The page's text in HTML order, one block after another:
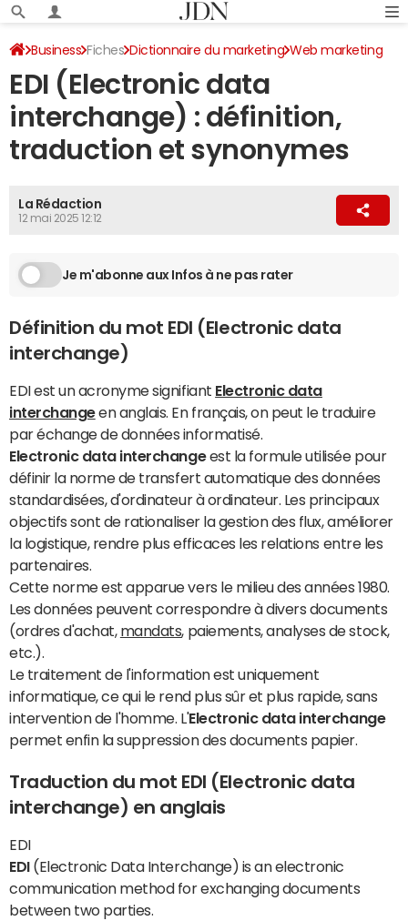
Business Fiches Dictionnaire du marketing Web marketing
EDI (Electronic data
interchange) : définition,
traduction et synonymes
La Rédaction
12 mai 2025 12:12
Je m'abonne aux Infos à ne pas rater
Définition du mot EDI (Electronic data
interchange)
EDI est un acronyme signifiant Electronic data
interchangeen anglais. En français, on peut le traduire
par échange de données informatisé.
Electronic data interchangeest la formule utilisée pour
définir la norme de transfert automatique des données
standardisées, d'ordinateur à ordinateur. Les principaux
objectifs sont de rationaliser la gestion des flux, améliorer
la logistique, rendre plus efficaces les relations entre les
partenaires.
Cette norme est apparue vers le milieu des années 1980.
Les données peuvent correspondre à divers documents
(ordres d'achat, mandats, paiements, analyses de stock,
etc.).
Le traitement de l'information est uniquement
informatique, ce qui le rend plus sûr et plus rapide, sans
intervention de l'homme. L'Electronic data interchange
permet enfin la suppression des documents papier.
Traduction du mot EDI (Electronic data
interchange) en anglais
EDI
EDI(Electronic Data Interchange) is an electronic
communication method for exchanging documents
between two parties.